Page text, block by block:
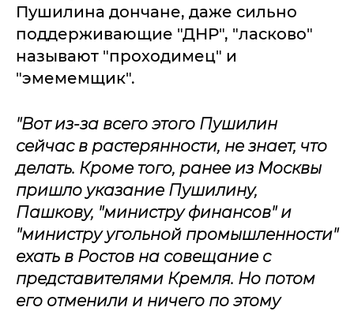
Пушилина дончане, даже сильно
поддерживающие "ДНР", "ласково"
называют "проходимец" и
"эмемемщик".
"Вот из-за всего этого Пушилин
сейчас в растерянности, не знает, что
делать. Кроме того, ранее из Москвы
пришло указание Пушилину,
Пашкову, "министру финансов" и
"министру угольной промышленности"
ехать в Ростов на совещание с
представителями Кремля. Но потом
его отменили и ничего по этому